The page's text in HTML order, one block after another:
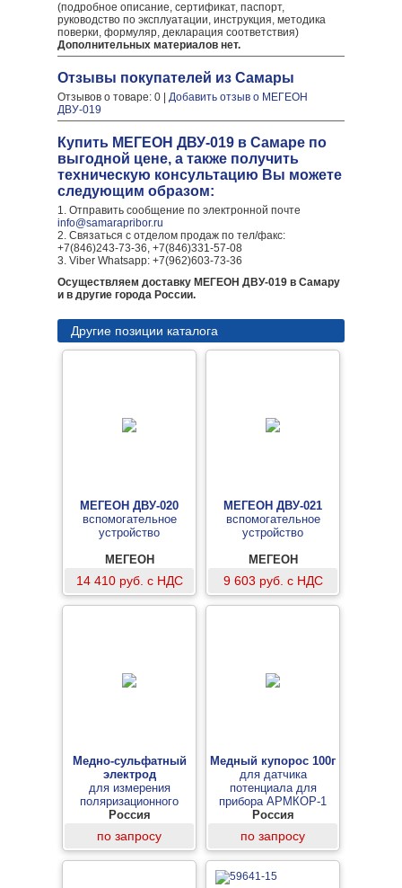
(подробное описание, сертификат, паспорт,
руководство по эксплуатации, инструкция, методика
поверки, формуляр, декларация соответствия)
Дополнительных материалов нет.
Отзывы покупателей из Самары
Отзывов о товаре: 0 | Добавить отзыв о МЕГЕОН
ДВУ-019
Купить МЕГЕОН ДВУ-019 в Самаре по
выгодной цене, а также получить
техническую консультацию Вы можете
следующим образом:
1. Отправить сообщение по электронной почте
info@samarapribor.ru
2. Связаться с отделом продаж по тел/факс:
+7(846)243-73-36, +7(846)331-57-08
3. Viber Whatsapp: +7(962)603-73-36
Осуществляем доставку МЕГЕОН ДВУ-019 в Самару
и в другие города России.
Другие позиции каталога
МЕГЕОН ДВУ-020
вспомогательное
устройство
МЕГЕОН
14 410 руб. с НДС
МЕГЕОН ДВУ-021
вспомогательное
устройство
МЕГЕОН
9 603 руб. с НДС
Медно-сульфатный
электрод
для измерения
поляризационного
потенциала
Россия
по запросу
Медный купорос 100г
для датчика
потенциала для
прибора АРМКОР-1
Россия
по запросу